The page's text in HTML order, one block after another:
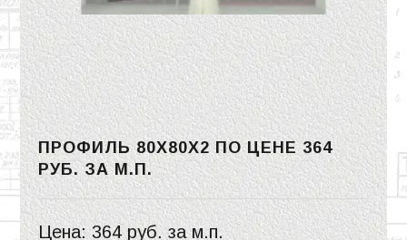
ПРОФИЛЬ 80Х80Х2 ПО ЦЕНЕ 364
РУБ.ЗА М.П.
Цена:364 руб.за м.п.